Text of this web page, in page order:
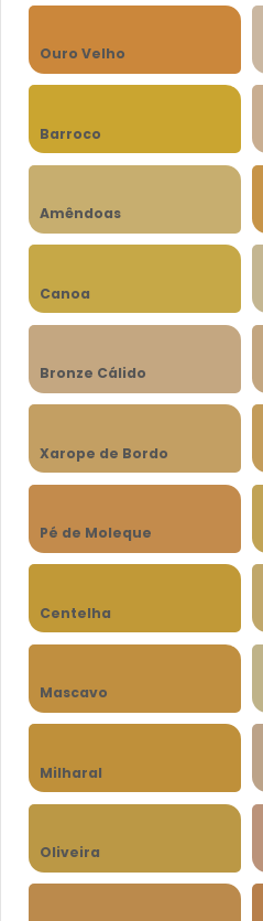
Ouro Velho
Barroco
Amêndoas
Canoa
Bronze Cálido
Xarope de Bordo
Pé de Moleque
Centelha
Mascavo
Milharal
Oliveira